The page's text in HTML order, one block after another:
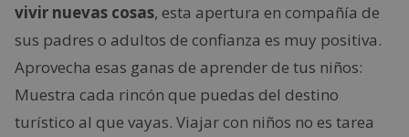
vivir nuevas cosas, esta apertura en compañía de
sus padres o adultos de confianza es muy positiva.
Aprovecha esas ganas de aprender de tus niños:
Muestra cada rincón que puedas del destino
turístico al que vayas. Viajar con niños no es tarea